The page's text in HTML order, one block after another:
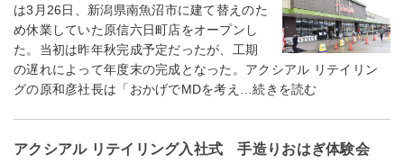
は3月26日、新潟県南魚沼市に建て替えのた
め休業していた原信六日町店をオープンし
た。当初は昨年秋完成予定だったが、工期
の遅れによって年度末の完成となった。アクシアル リテイリン
グの原和彦社長は「おかげでMDを考え…続きを読む
アクシアル リテイリング入社式 手造りおはぎ体験会